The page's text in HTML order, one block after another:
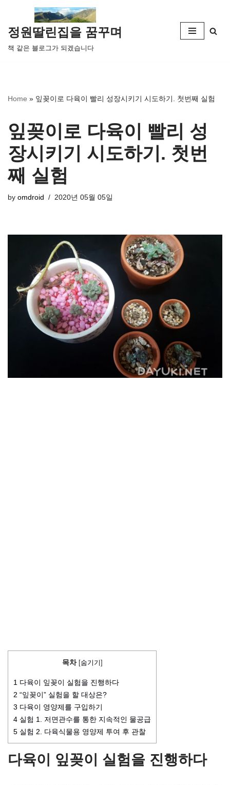
콘
텐
츠
뛰
정원딸린집을 꿈꾸며
책 같은 블로그가 되겠습니다
Home » 잎꽂이로 다육이 빨리 성장시키기 시도하기. 첫번째 실험
잎꽂이로 다육이 빨리 성
장시키기 시도하기. 첫번
째 실험
by omdroid 2020년 05월 05일
목차 [숨기기]
1 다육이 잎꽂이 실험을 진행하다
2 “잎꽂이” 실험을 할 대상은?
3 다육이 영양제를 구입하기
4 실험 1. 저면관수를 통한 지속적인 물공급
5 실험 2. 다육식물용 영양제 투여 후 관찰
다육이 잎꽂이 실험을 진행하다